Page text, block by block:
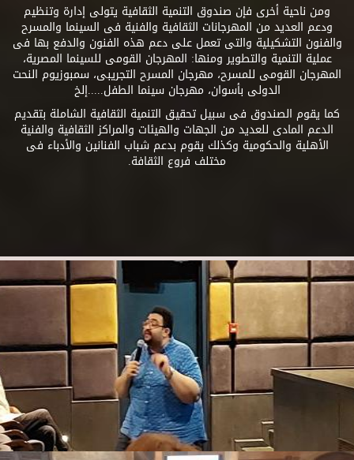
ومن ناحية أخرى فإن صندوق التنمية الثقافية يتولى إدارة وتنظيم
ودعم العديد من المهرجانات الثقافية والفنية فى السينما والمسرح
والفنون التشكيلية والتى تعمل على دعم هذه الفنون والدفع بها فى
عملية التنمية والتطوير ومنها: المهرجان القومى للسينما المصرية،
المهرجان القومى للمسرح، مهرجان المسرح التجريبى، سمبوزيوم النحت
الدولى بأسوان، مهرجان سينما الطفل.....إلخ
كما يقوم الصندوق فى سبيل تحقيق التنمية الثقافية الشاملة بتقديم
الدعم المادى للعديد من الجهات والهيئات والمراكز الثقافية والفنية
الأهلية والحكومية وكذلك يقوم بدعم شباب الفنانين والأدباء فى
مختلف فروع الثقافة.